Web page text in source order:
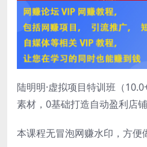
陆明明·虚拟项目特训班（
素材，0基础打造自动盈利店铺
本课程无冒泡网赚水印，方便